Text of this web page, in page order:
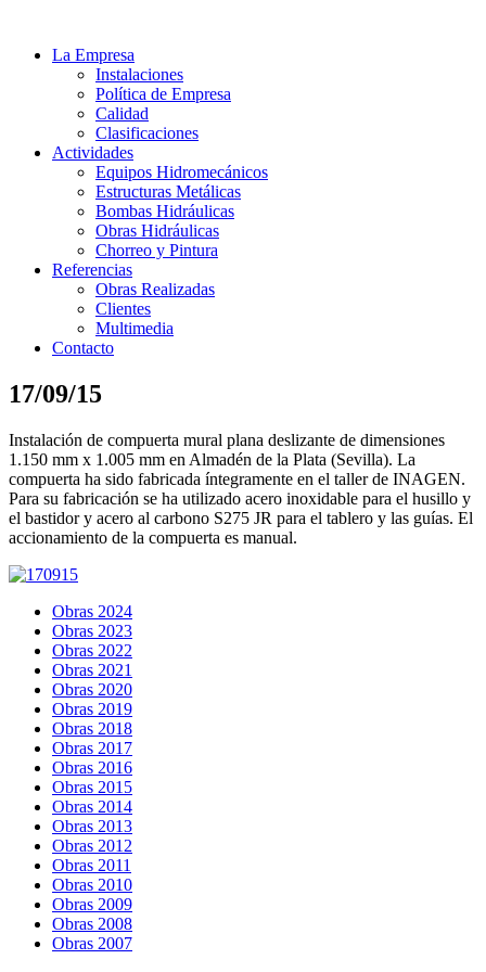
La Empresa
Instalaciones
Política de Empresa
Calidad
Clasificaciones
Actividades
Equipos Hidromecánicos
Estructuras Metálicas
Bombas Hidráulicas
Obras Hidráulicas
Chorreo y Pintura
Referencias
Obras Realizadas
Clientes
Multimedia
Contacto
17/09/15
Instalación de compuerta mural plana deslizante de dimensiones
1.150 mm x 1.005 mm en Almadén de la Plata (Sevilla). La
compuerta ha sido fabricada íntegramente en el taller de INAGEN.
Para su fabricación se ha utilizado acero inoxidable para el husillo y
el bastidor y acero al carbono S275 JR para el tablero y las guías. El
accionamiento de la compuerta es manual.
Obras 2024
Obras 2023
Obras 2022
Obras 2021
Obras 2020
Obras 2019
Obras 2018
Obras 2017
Obras 2016
Obras 2015
Obras 2014
Obras 2013
Obras 2012
Obras 2011
Obras 2010
Obras 2009
Obras 2008
Obras 2007